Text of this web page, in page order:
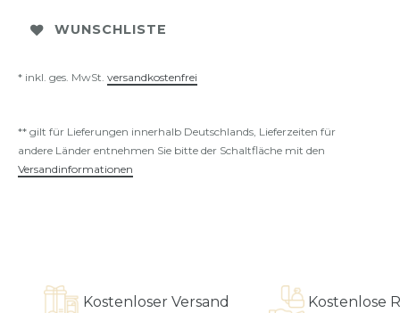
WUNSCHLISTE
* inkl. ges. MwSt. versandkostenfrei
** gilt für Lieferungen innerhalb Deutschlands, Lieferzeiten für
andere Länder entnehmen Sie bitte der Schaltfläche mit den
Versandinformationen
Kostenloser Versand Kostenlose